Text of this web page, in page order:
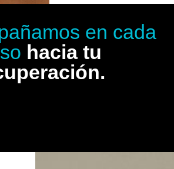
en cada
hacia tu